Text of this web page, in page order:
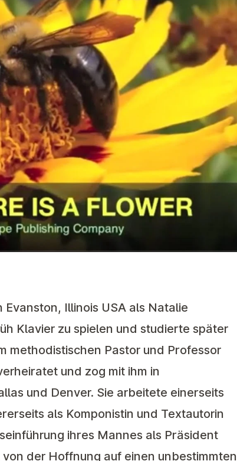
Illinois USA als Natalie
Klavier zu spielen und studierte später
methodistischen Pastor und Professor
und zog mit ihm in
und Denver. Sie arbeitete einerseits
als Komponistin und Textautorin
ihres Mannes als Präsident
der Hoffnung auf einen unbestimmten